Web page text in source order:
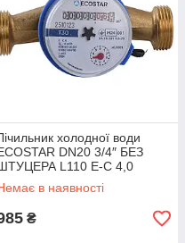
холодної води
DN20 3/4″ БЕЗ
L110 E-C 4,0
в наявності
₴